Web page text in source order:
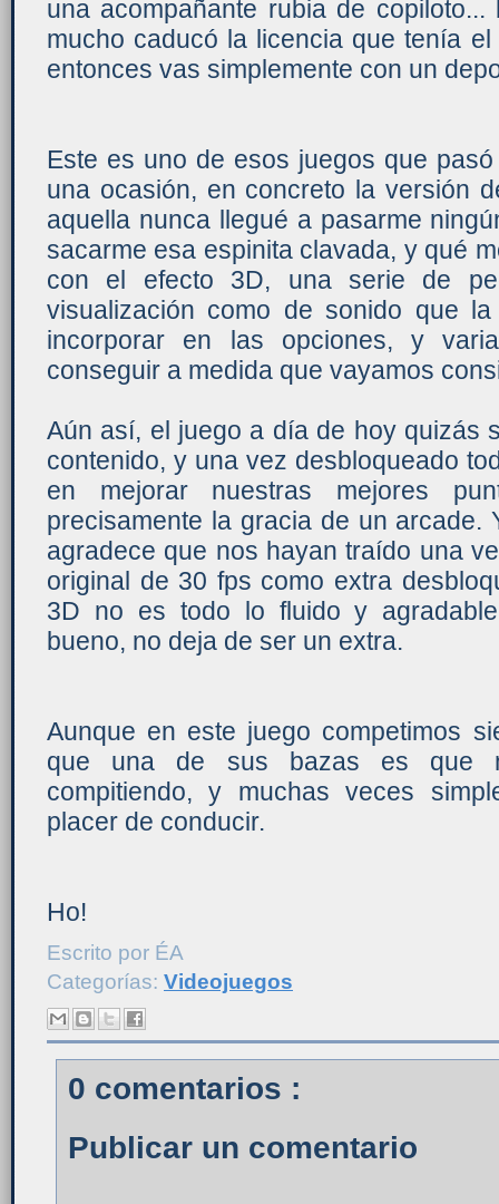
una acompañante rubia de
mucho caducó la licencia que tenía
entonces vas simplemente con un
Este es uno de esos juegos que
una ocasión, en concreto la versión
aquella nunca llegué a pasarme
sacarme esa espinita clavada, y qué
con el efecto 3D, una serie de
visualización como de sonido que
incorporar en las opciones, y
conseguir a medida que vayamos
Aún así, el juego a día de hoy quizás
contenido, y una vez desbloqueado
en mejorar nuestras mejores
precisamente la gracia de un arcade.
agradece que nos hayan traído una
original de 30 fps como extra
3D no es todo lo fluido y
bueno, no deja de ser un extra.
Aunque en este juego competimos
que una de sus bazas es que
compitiendo, y muchas veces
placer de conducir.
Ho!
Escrito por ÉA
Categorías: Videojuegos
0 comentarios :
Publicar un comentario